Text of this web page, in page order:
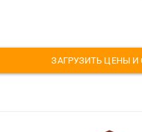
ЗАГРУЗИТЬ ЦЕНЫ И